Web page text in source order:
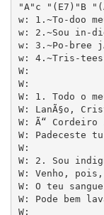
"A"c "(E7)"B
w: 1.~To-doo
w: 2.~Sou in-
w: 3.~Po-bree
w: 4.~Tris-
W:
W:
W: 1. Todo o
W: LanÃ§o,
W: Ã“ Cordeiro
W: Padeceste
W:
W: 2. Sou
W: Venho,
W: O teu
W: Pode bem
W: